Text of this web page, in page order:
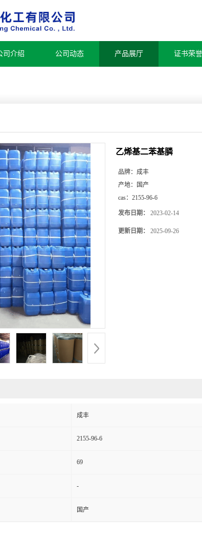
司介绍 公司动态 产品展厅 证书荣誉
乙烯基二苯基膦
品牌： 成丰
产地：
国产
cas： 2155-96-6
发布日期： 2023-02-14
更新日期： 2025-09-26
成丰
2155-96-6
69
-
国产